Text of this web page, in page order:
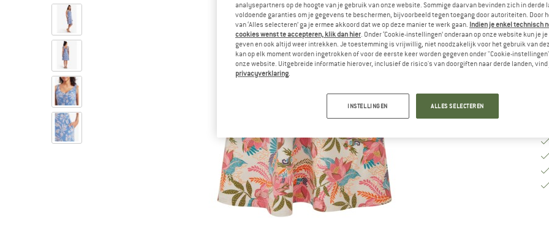
analysepartners op de hoogte van je gebruik van onze website. Sommige daarvan bevinden zich in derde
voldoende garanties om je gegevens te beschermen, bijvoorbeeld tegen toegang door autoriteiten. Door
van ‘Alles selecteren’ ga je ermee akkoord dat we op deze manier te werk gaan. Indien je enkel technisch
cookies wenst te accepteren, klik dan hier. Onder ‘Cookie-instellingen’ onderaan op onze website kun je
geven en ook altijd weer intrekken. Je toestemming is vrijwillig, niet noodzakelijk voor het gebruik van
kan op elk moment worden ingetrokken of voor de eerste keer worden gegeven onder "Cookie-
onze website. Uitgebreide informatie hierover, inclusief de risico's van doorgiften naar derde landen, vind
privacyverklaring.
INSTELLINGEN ALLES SELECTEREN